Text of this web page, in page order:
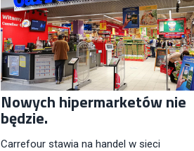
Nowych hipermarketów nie
będzie.
Carrefour stawia na handel w sieci